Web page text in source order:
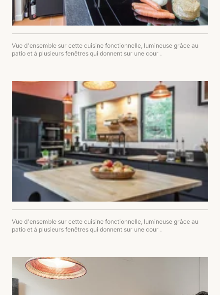
Vue d'ensemble sur cette cuisine fonctionnelle, lumineuse grâce au
patio et à plusieurs fenêtres qui donnent sur une cour .
Vue d'ensemble sur cette cuisine fonctionnelle, lumineuse grâce au
patio et à plusieurs fenêtres qui donnent sur une cour .